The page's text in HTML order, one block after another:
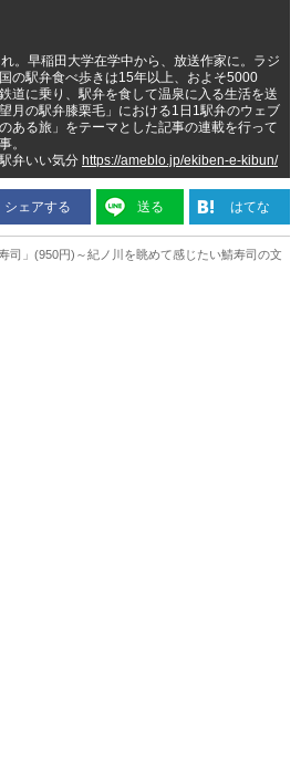
。早稲田大学在学中から、放送作家に。ラジ
の駅弁食べ歩きは15年以上、およそ5000
道に乗り、駅弁を食して温泉に入る生活を送
月の駅弁膝栗毛」における1日1駅弁のウェブ
ある旅」をテーマとした記事の連載を行って
。
弁いい気分 https://ameblo.jp/ekiben-e-kibun/
シェアする 送る はてな
司」(950円)～紀ノ川を眺めて感じたい鯖寿司の文